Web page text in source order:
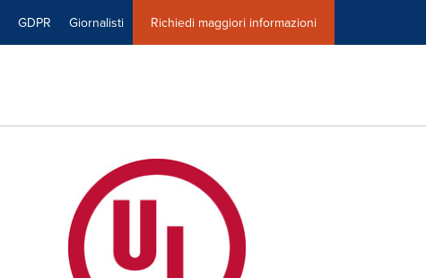
GDPR Giornalisti Richiedi maggiori informazioni